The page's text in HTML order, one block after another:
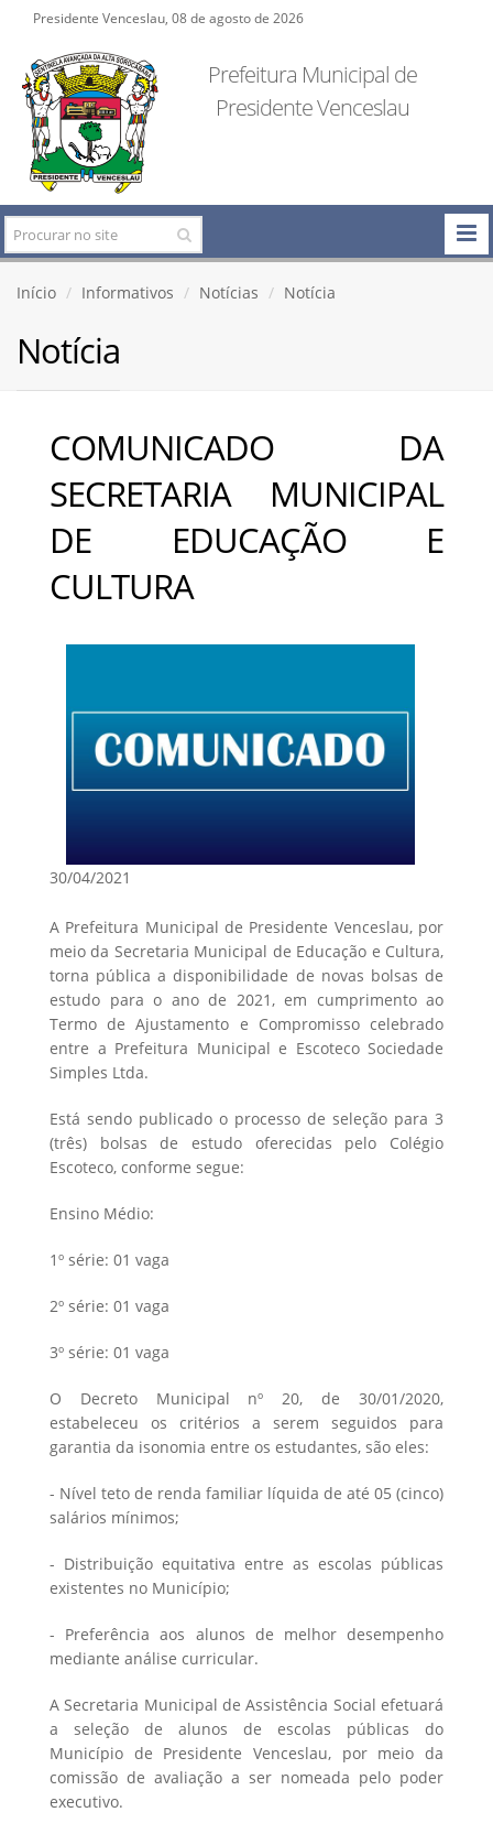
Presidente Venceslau, 08 de agosto de 2026
Prefeitura Municipal de
Presidente Venceslau
Início Informativos Notícias Notícia
Notícia
COMUNICADO DA
SECRETARIA MUNICIPAL
DE EDUCAÇÃO E
CULTURA
30/04/2021
A Prefeitura Municipal de Presidente Venceslau, por
meio da Secretaria Municipal de Educação e Cultura,
torna pública a disponibilidade de novas bolsas de
estudo para o ano de 2021, em cumprimento ao
Termo de Ajustamento e Compromisso celebrado
entre a Prefeitura Municipal e Escoteco Sociedade
Simples Ltda.
Está sendo publicado o processo de seleção para 3
(três) bolsas de estudo oferecidas pelo Colégio
Escoteco, conforme segue:
Ensino Médio:
1º série: 01 vaga
2º série: 01 vaga
3º série: 01 vaga
O Decreto Municipal nº 20, de 30/01/2020,
estabeleceu os critérios a serem seguidos para
garantia da isonomia entre os estudantes, são eles:
- Nível teto de renda familiar líquida de até 05 (cinco)
salários mínimos;
- Distribuição equitativa entre as escolas públicas
existentes no Município;
- Preferência aos alunos de melhor desempenho
mediante análise curricular.
A Secretaria Municipal de Assistência Social efetuará
a seleção de alunos de escolas públicas do
Município de Presidente Venceslau, por meio da
comissão de avaliação a ser nomeada pelo poder
executivo.